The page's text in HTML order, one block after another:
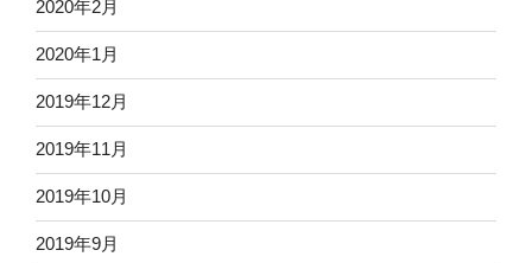
2020年2月
2020年1月
2019年12月
2019年11月
2019年10月
2019年9月